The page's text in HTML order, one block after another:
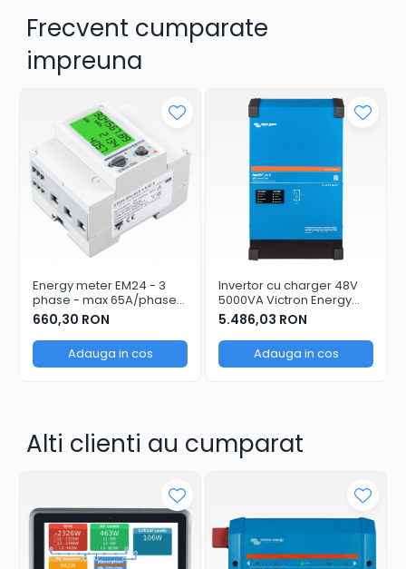
Frecvent cumparate
impreuna
Energy meter EM24 - 3
phase - max 65A/phase
Ethernet
660,30 RON
Adauga in cos
Invertor cu charger 48V
5000VA Victron Energy
MultiPlus II 48/5000/70-50
5.486,03 RON
Adauga in cos
Alti clienti au cumparat